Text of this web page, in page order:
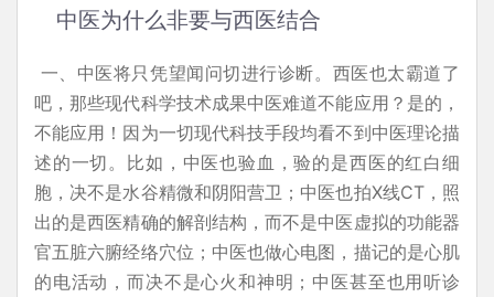
中医为什么非要与西医结合
一、中医将只凭望闻问切进行诊断。西医也太霸道了
吧，那些现代科学技术成果中医难道不能应用？是的，
不能应用！因为一切现代科技手段均看不到中医理论描
述的一切。比如，中医也验血，验的是西医的红白细
胞，决不是水谷精微和阴阳营卫；中医也拍X线CT，照
出的是西医精确的解剖结构，而不是中医虚拟的功能器
官五脏六腑经络穴位；中医也做心电图，描记的是心肌
的电活动，而决不是心火和神明；中医甚至也用听诊